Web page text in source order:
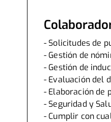
- Solicitudes de
- Gestión de
- Gestión de
- Evaluación del
- Elaboración de
- Seguridad y
- Cumplir con